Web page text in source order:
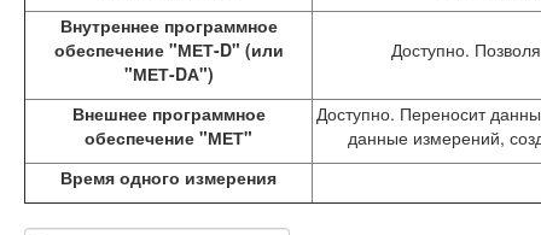
Внутреннее программное
обеспечение "МЕТ-D" (или
"МЕТ-DА")
Доступно.
Внешнее программное
обеспечение "МЕТ"
Доступно. Переносит
данные измерений,
Время одного измерения